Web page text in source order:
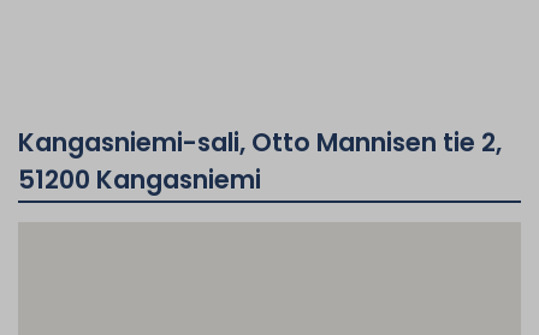
Kangasniemi-sali, Otto Mannisen tie 2,
51200 Kangasniemi